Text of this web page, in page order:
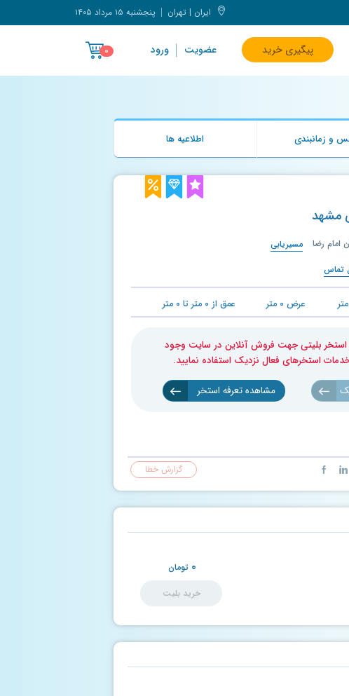
ایران | تهران پنجشنبه ۱۵ مرداد ۱۴۰۵
پیگیری خرید عضویت ورود ۰
و زمانبندی اطلاعیه ها
مشهد
امام رضا مسیریابی
تماس
متر عرض ۰ متر عمق از ۰ متر تا ۰ متر
استخر بلیتی جهت فروش آنلاین در سایت وجود
خدمات استخرهای فعال نزدیک استفاده نمایید.
مشاهده تعرفه استخر
گزارش خطا
۰ تومان
خرید بلیت